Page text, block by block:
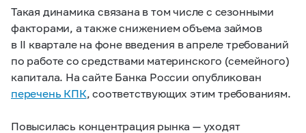
Такая динамика связана в том числе с сезонными
факторами, а также снижением объема займов
в II квартале на фоне введения в апреле требований
по работе со средствами материнского (семейного)
капитала. На сайте Банка России опубликован
перечень КПК, соответствующих этим требованиям.
Повысилась концентрация рынка — уходят